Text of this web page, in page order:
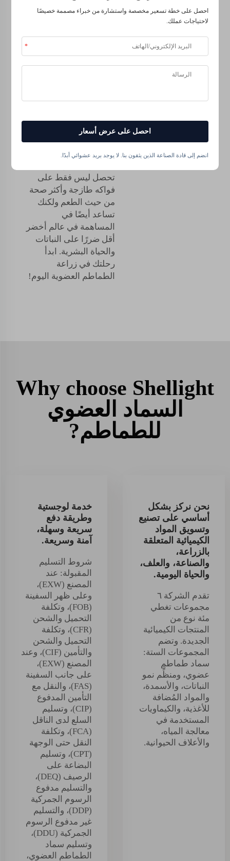
بالمنتجات الكيميائية.
رائعًا لزراعةك: تحسين
التربة - السماد العضوي
من خلال استخدام
الأسمدة العضوية
للطماطم في روتين
تحصل ليس فقط على
فواكه طازجة وأكثر صحة
من حيث الطعم ولكنك
تساعد أيضًا في
المساهمة في عالم أخضر
أقل ضررًا على النباتات
والحياة البشرية. ابدأ
رحلتك في زراعة
الطماطم العضوية اليوم!
Why choose Shellight
السماد العضوي
للطماطم?
نحن نركز بشكل
أساسي على تصنيع
وتسويق المواد
الكيميائية المتعلقة
بالزراعة،
والصناعة، والعلف،
والحياة اليومية.
تقدم الشركة ٦
مجموعات تغطي
مئة نوع من
المنتجات الكيميائية
الجديدة. وتضم
المجموعات الستة:
سماد طماطم
عضوي، ومنظِّم نمو
النباتات، والأسمدة،
والمواد المُضافة
للأغذية، والكيماويات
المستخدمة في
معالجة المياه،
والأعلاف الحيوانية.
خدمة لوجستية
وطريقة دفع
سريعة وسهلة،
آمنة وسريعة.
شروط التسليم
المقبولة: عند
المصنع (EXW)،
وعلى ظهر السفينة
(FOB)، وتكلفة
التحميل والشحن
(CFR)، وتكلفة
التحميل والشحن
والتأمين (CIF)، وعند
المصنع (EXW)،
على جانب السفينة
(FAS)، والنقل مع
التأمين المدفوع
(CIP)، وتسليم
السلع لدى الناقل
(FCA)، وتكلفة
النقل حتى الوجهة
(CPT)، وتسليم
البضاعة على
الرصيف (DEQ)،
والتسليم مدفوع
الرسوم الجمركية
(DDP)، والتسليم
غير مدفوع الرسوم
الجمركية (DDU)،
وتسليم سماد
الطماطم العضوي،
احصل على خطة تسعير مخصصة واستشارة من خبراء مصممة خصيصًا
لاحتياجات عملك.
احصل على عرض أسعار
انضم إلى قادة الصناعة الذين يثقون بنا. لا يوجد بريد عشوائي أبدًا.